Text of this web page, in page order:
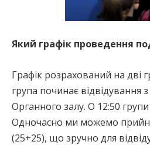
Який графік проведення
Графік розрахований на дві
група починає відвідування
Органного залу. О 12:50
Одночасно ми можемо
(25+25), що зручно для